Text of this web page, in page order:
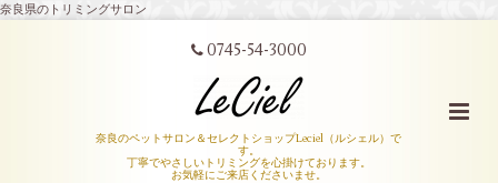
奈良県のトリミングサロン
0745-54-3000
奈良のペットサロン＆セレクトショップLeciel（ルシェル）で
す。
丁寧でやさしいトリミングを心掛けております。
お気軽にご来店くださいませ。